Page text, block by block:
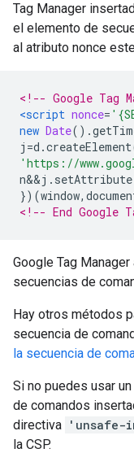
Tag Manager
el elemento de
al atributo nonce
<!-- Google Tag
<script nonce=
new Date().
j =d .createElement
'https://
n&&j . setAttribute
})(window,
<!-- End Google
Google Tag
secuencias de
Hay otros métodos
secuencia de
la secuencia de
Si no puedes usar
de comandos
directiva 'unsafe-
la CSP.